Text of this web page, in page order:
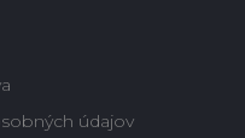
údajov